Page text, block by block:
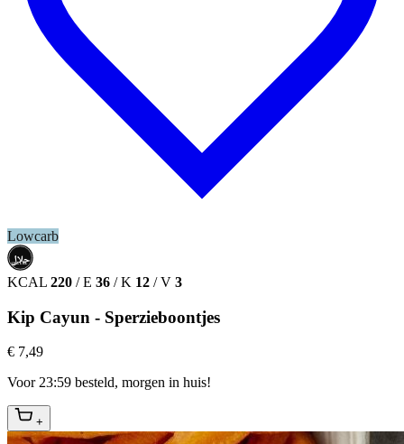
Lowcarb
حلال
HALAL
KCAL 220 / E 36 / K 12 / V 3
Kip Cayun - Sperzieboontjes
€ 7,49
Voor 23:59 besteld, morgen in huis!
+